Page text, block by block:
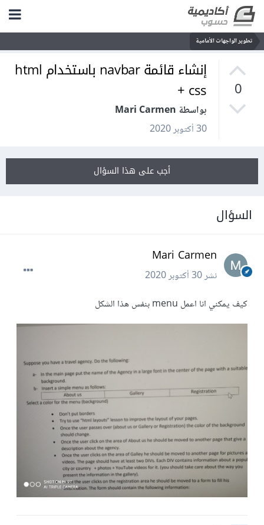
تطوير الواجهات الأمامية
0
إنشاء قائمة navbar باستخدام html
+ css
بواسطة Mari Carmen
30 أكتوبر 2020
أجب على هذا السؤال
السؤال
Mari Carmen
نشر30 أكتوبر 2020
كيف يمكني انا اعمل menu بنفس هذا الشكل